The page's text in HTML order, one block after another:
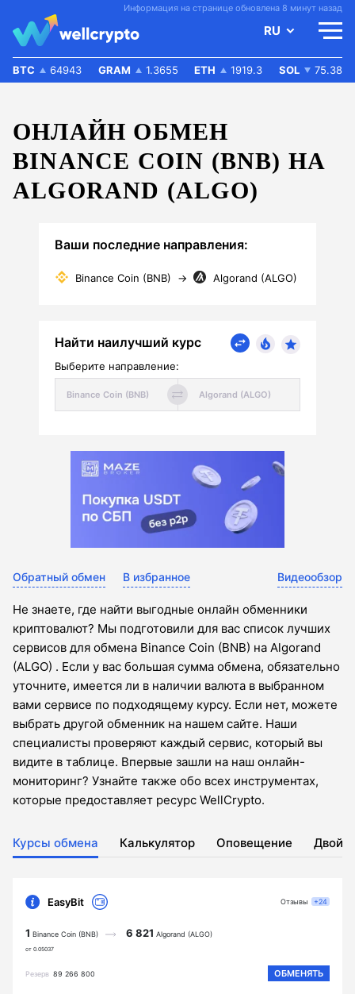
Информация на странице обновлена 8 минут назад
RU
BTC 64943 GRAM 1.3655 ETH 1919.3 SOL 75.38
ОНЛАЙН ОБМЕН
BINANCE COIN (BNB) НА
ALGORAND (ALGO)
Ваши последние направления:
Binance Coin (BNB) → Algorand (ALGO)
Найти наилучший курс
Выберите направление:
Обратный обмен В избранное Видеообзор
Не знаете, где найти выгодные онлайн обменники
криптовалют? Мы подготовили для вас список лучших
сервисов для обмена Binance Coin (BNB) на Algorand
(ALGO) . Если у вас большая сумма обмена, обязательно
уточните, имеется ли в наличии валюта в выбранном
вами сервисе по подходящему курсу. Если нет, можете
выбрать другой обменник на нашем сайте. Наши
специалисты проверяют каждый сервис, который вы
видите в таблице. Впервые зашли на наш онлайн-
мониторинг? Узнайте также обо всех инструментах,
которые предоставляет ресурс WellCrypto.
Курсы обмена Калькулятор Оповещение
EasyBit
1 Binance Coin (BNB)
от 0.05037
6 821 Algorand (ALGO)
Резерв 89 266 800 ОБМЕНЯТЬ
Отзывы +24